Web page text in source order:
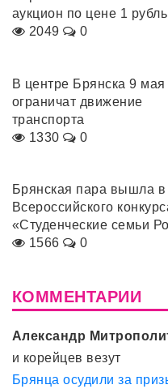
аукцион по цене 1 рубль
2049
0
В центре Брянска 9 мая
ограничат движение
транспорта
1330
0
Брянская пара вышла
Всероссийского
«Студенческие семьи
1566
0
КОММЕНТАРИИ
Александр
и корейцев везут
Брянца осудили за